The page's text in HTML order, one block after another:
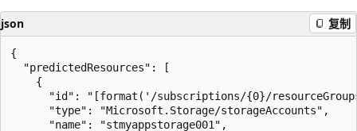
json 复制
{
  "predictedResources": [
    {
"id": "[format('/subscriptions/{0}/
      "type": "Microsoft.Storage/storageAccounts",
      "name": "stmyappstorage001",